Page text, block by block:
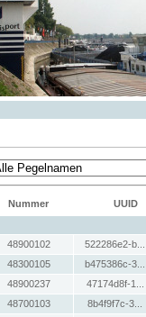
Nummer UUID
48900102 522286e2-b...
48300105 b475386c-3...
48900237 47174d8f-1...
48700103 8b4f9f7c-3...